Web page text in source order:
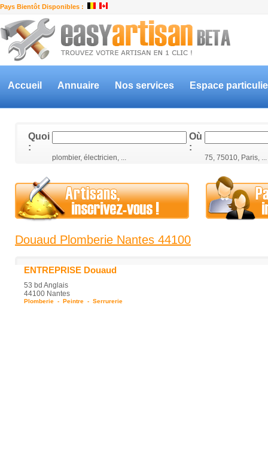
Pays Bientôt Disponibles :
Accueil Annuaire Nos services Espace
Quoi
:
Où
:
plombier, électricien, ... 75, 75010, Paris, ...
Douaud Plomberie Nantes 44100
ENTREPRISE Douaud
53 bd Anglais
44100 Nantes
Plomberie - Peintre - Serrurerie